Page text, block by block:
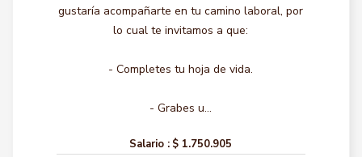
gustaría acompañarte en tu camino laboral, por
lo cual te invitamos a que:
- Completes tu hoja de vida.
- Grabes u...
Salario : $ 1.750.905